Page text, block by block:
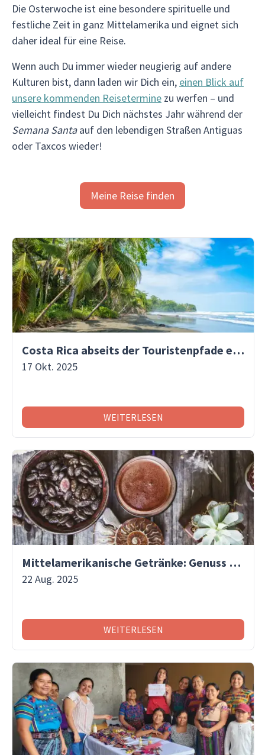
Die Osterwoche ist eine besondere spirituelle und
festliche Zeit in ganz Mittelamerika und eignet sich
daher ideal für eine Reise.
Wenn auch Du immer wieder neugierig auf andere
Kulturen bist, dann laden wir Dich ein, einen Blick auf
unsere kommenden Reisetermine zu werfen – und
vielleicht findest Du Dich nächstes Jahr während der
Semana Santaauf den lebendigen Straßen Antiguas
oder Taxcos wieder!
Meine Reise finden
Costa Rica abseits der Touristenpfade entdecken
17 Okt. 2025
WEITERLESEN
Mittelamerikanische Getränke: Genuss mit Tradition
22 Aug. 2025
WEITERLESEN